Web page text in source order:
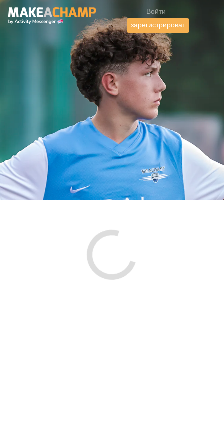
Войти
зарегистрироват